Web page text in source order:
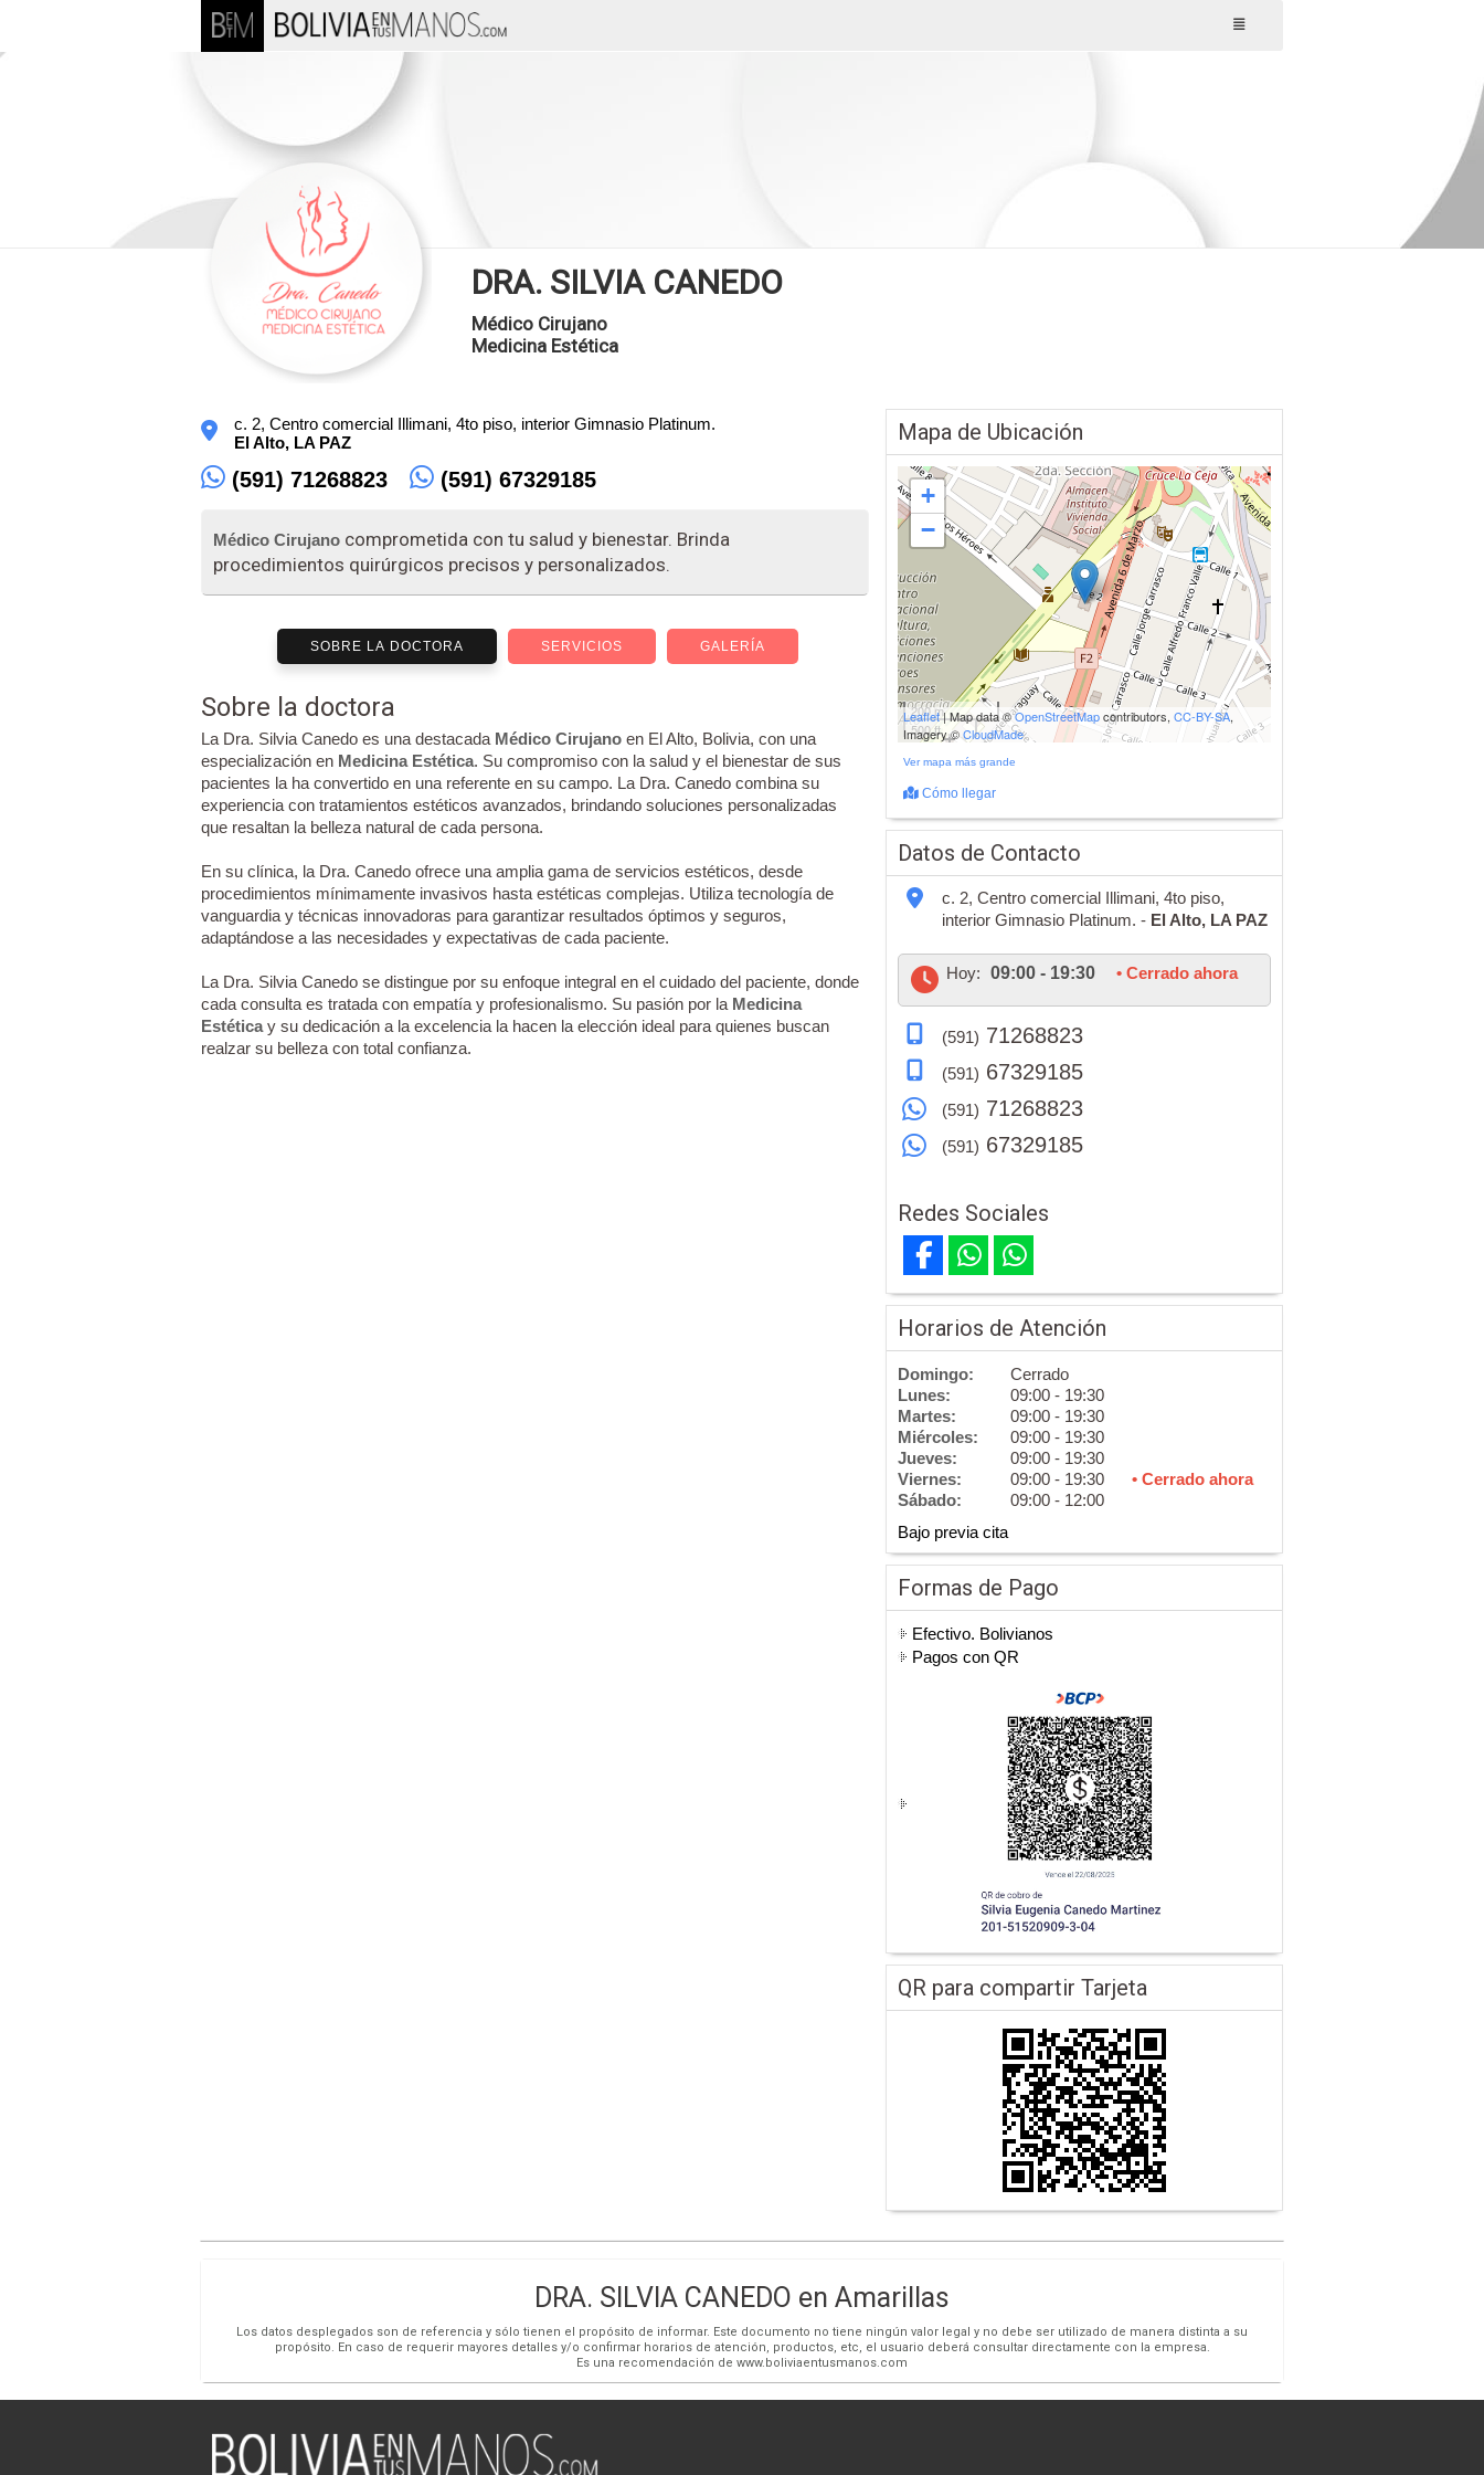
DRA. SILVIA CANEDO
Médico Cirujano
Medicina Estética
c. 2, Centro comercial Illimani, 4to piso, interior Gimnasio Platinum.
El Alto, LA PAZ
(591) 71268823 (591) 67329185
Médico Cirujano comprometida con tu salud y bienestar. Brinda
procedimientos quirúrgicos precisos y personalizados.
SOBRE LA DOCTORA SERVICIOS GALERÍA
Sobre la doctora
La Dra. Silvia Canedo es una destacada Médico Cirujano en El Alto, Bolivia, con una
especialización en Medicina Estética. Su compromiso con la salud y el bienestar de sus
pacientes la ha convertido en una referente en su campo. La Dra. Canedo combina su
experiencia con tratamientos estéticos avanzados, brindando soluciones personalizadas
que resaltan la belleza natural de cada persona.
En su clínica, la Dra. Canedo ofrece una amplia gama de servicios estéticos, desde
procedimientos mínimamente invasivos hasta estéticas complejas. Utiliza tecnología de
vanguardia y técnicas innovadoras para garantizar resultados óptimos y seguros,
adaptándose a las necesidades y expectativas de cada paciente.
La Dra. Silvia Canedo se distingue por su enfoque integral en el cuidado del paciente, donde
cada consulta es tratada con empatía y profesionalismo. Su pasión por la Medicina
Estéticay su dedicación a la excelencia la hacen la elección ideal para quienes buscan
realzar su belleza con total confianza.
Mapa de Ubicación
+
−
200 m
500 ft
Leaflet| Map data ©OpenStreetMapcontributors, CC-BY-SA,
Imagery ©CloudMade
Ver mapa más grande
Cómo llegar
Datos de Contacto
c. 2, Centro comercial Illimani, 4to piso,
interior Gimnasio Platinum. - El Alto, LA PAZ
Hoy: 09:00 - 19:30 • Cerrado ahora
(591) 71268823
(591) 67329185
(591) 71268823
(591) 67329185
Redes Sociales
Horarios de Atención
Domingo:
Cerrado
Lunes:
09:00 - 19:30
Martes:
09:00 - 19:30
Miércoles:
09:00 - 19:30
Jueves:
09:00 - 19:30
Viernes:
09:00 - 19:30
• Cerrado ahora
Sábado:
09:00 - 12:00
Bajo previa cita
Formas de Pago
Efectivo. Bolivianos
Pagos con QR
QR para compartir Tarjeta
DRA. SILVIA CANEDO en Amarillas
Los datos desplegados son de referencia y sólo tienen el propósito de informar. Este documento no tiene ningún valor legal y no debe ser utilizado de manera distinta a su
propósito. En caso de requerir mayores detalles y/o confirmar horarios de atención, productos, etc, el usuario deberá consultar directamente con la empresa.
Es una recomendación de www.boliviaentusmanos.com